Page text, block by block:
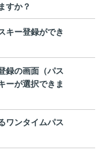
すか？
キー登録ができ
録の画面（パス
ーが選択できま
ワンタイムパス